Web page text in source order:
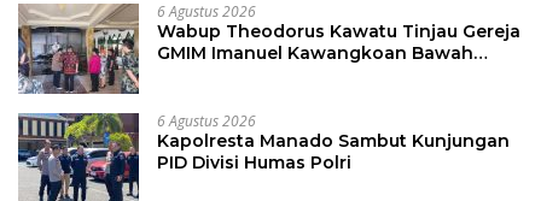
6 Agustus 2026
Wabup Theodorus Kawatu Tinjau Gereja
GMIM Imanuel Kawangkoan Bawah
6 Agustus 2026
Kapolresta Manado Sambut Kunjungan
PID Divisi Humas Polri